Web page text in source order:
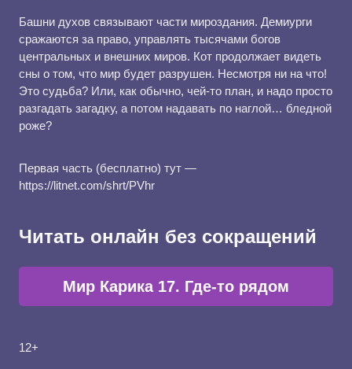
Башни духов связывают части мироздания. Демиурги
сражаются за право, управлять тысячами богов
центральных и внешних миров. Кот продолжает видеть
сны о том, что мир будет разрушен. Несмотря ни на что!
Это судьба? Или, как обычно, чей-то план, и надо просто
разгадать загадку, а потом надавать по наглой… бледной
роже?
Первая часть (бесплатно) тут —
https://litnet.com/shrt/PVhr
Читать онлайн без сокращений
Мир Карика 17. Где-то рядом
12+